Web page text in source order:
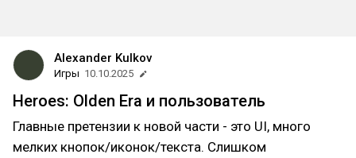
Alexander Kulkov
Игры 10.10.2025
Heroes: Olden Era и пользователь
Главные претензии к новой части - это UI, много
мелких кнопок/иконок/текста. Слишком